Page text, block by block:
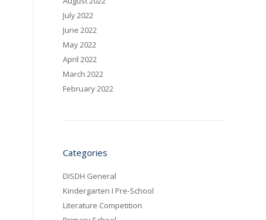
July 2022
June 2022
May 2022
April 2022
March 2022
February 2022
Categories
DISDH General
Kindergarten I Pre-School
Literature Competition